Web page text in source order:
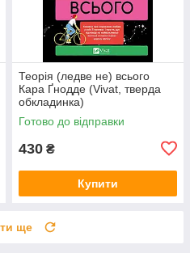
Теорія (ледве не) всього
Кара Ґнодде (Vivat, тверда
обкладинка)
Готово до відправки
430 ₴
Купити
ще